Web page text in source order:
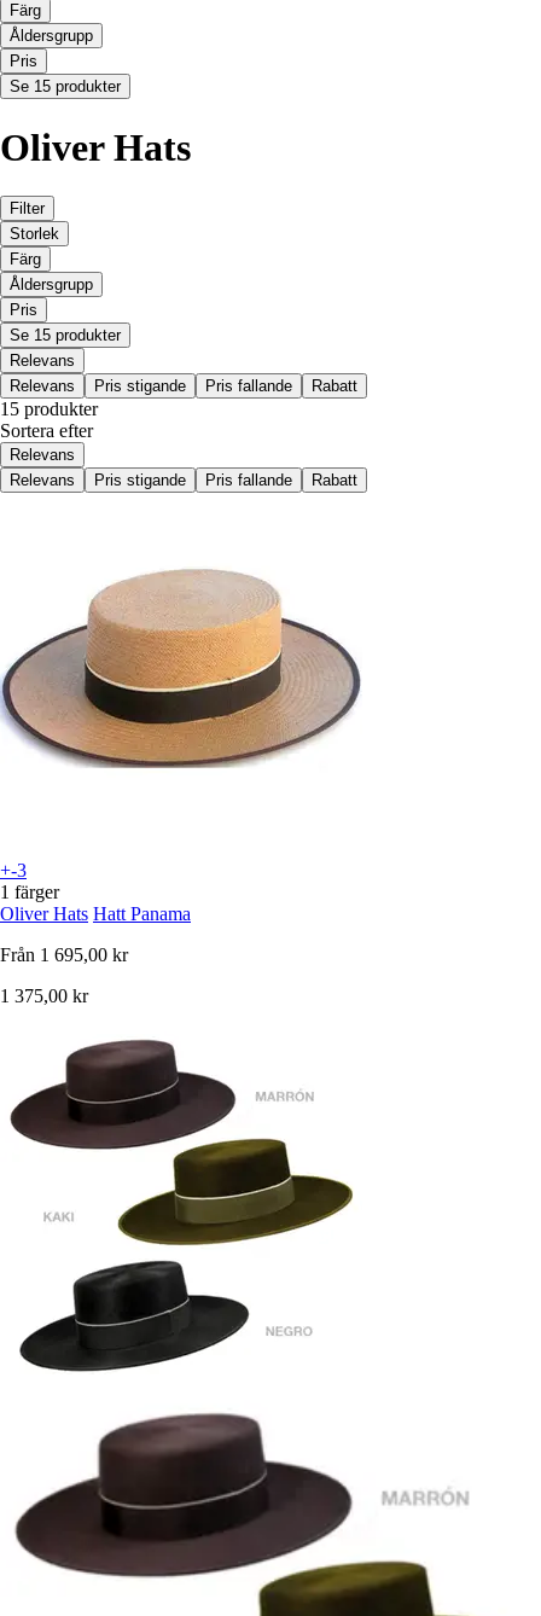
Färg
Åldersgrupp
Pris
Se 15 produkter
Oliver Hats
Filter
Storlek
Färg
Åldersgrupp
Pris
Se 15 produkter
Relevans
Relevans
Pris stigande Pris fallande Rabatt
15 produkter
Sortera efter
Relevans
Relevans
Pris stigande Pris fallande Rabatt
+-3
1 färger
Oliver Hats Hatt Panama
Från 1 695,00 kr
1 375,00 kr